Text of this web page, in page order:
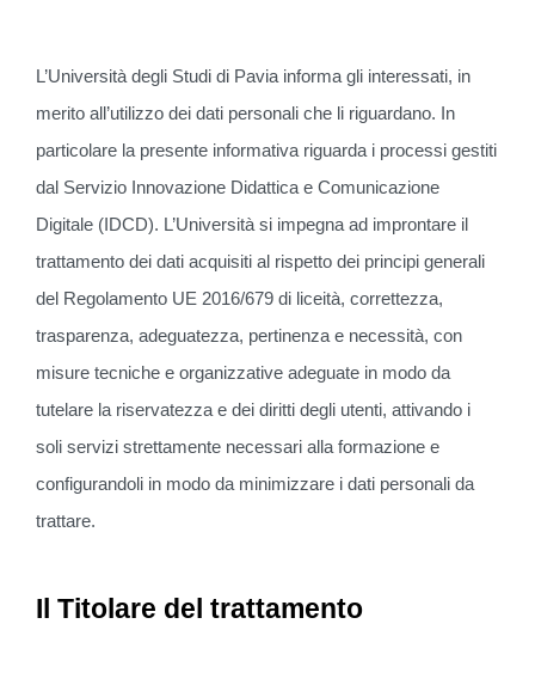
L’Università degli Studi di Pavia informa gli interessati, in
merito all’utilizzo dei dati personali che li riguardano. In
particolare la presente informativa riguarda i processi gestiti
dal Servizio Innovazione Didattica e Comunicazione
Digitale (IDCD). L’Università si impegna ad improntare il
trattamento dei dati acquisiti al rispetto dei principi generali
del Regolamento UE 2016/679 di liceità, correttezza,
trasparenza, adeguatezza, pertinenza e necessità, con
misure tecniche e organizzative adeguate in modo da
tutelare la riservatezza e dei diritti degli utenti, attivando i
soli servizi strettamente necessari alla formazione e
configurandoli in modo da minimizzare i dati personali da
trattare.
Il Titolare del trattamento